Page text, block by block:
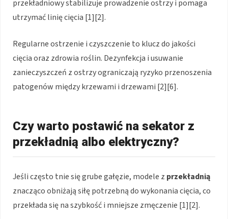
przekładniowy stabilizuje prowadzenie ostrzy i pomaga
utrzymać linię cięcia [1][2].
Regularne ostrzenie i czyszczenie to klucz do jakości
cięcia oraz zdrowia roślin. Dezynfekcja i usuwanie
zanieczyszczeń z ostrzy ograniczają ryzyko przenoszenia
patogenów między krzewami i drzewami [2][6].
Czy warto postawić na sekator z
przekładnią albo elektryczny?
Jeśli często tnie się grube gałęzie, modele z przekładnią
znacząco obniżają siłę potrzebną do wykonania cięcia, co
przekłada się na szybkość i mniejsze zmęczenie [1][2].